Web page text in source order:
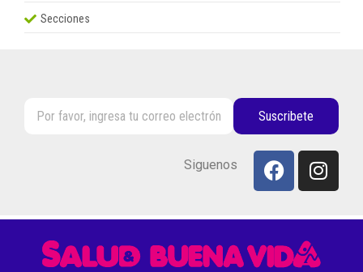
Secciones
Suscribete
Siguenos